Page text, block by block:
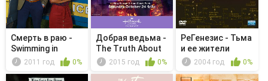
Смерть в раю -
Swimming in
Murder2011 год 0%
Добрая ведьма -
The Truth About
Lies2015 год 0%
РеГенезис - Тьма
и ее жители
2004 год 0%